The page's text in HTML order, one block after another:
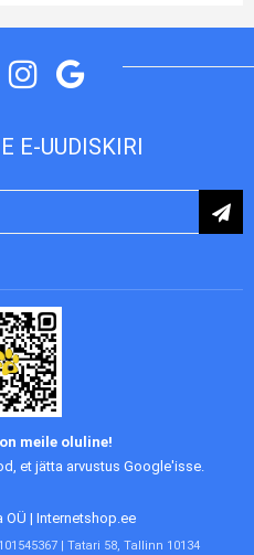
E-UUDISKIRI
meile oluline!
et jätta arvustus Google'isse.
| Internetshop.ee
| Tatari 58, Tallinn 10134